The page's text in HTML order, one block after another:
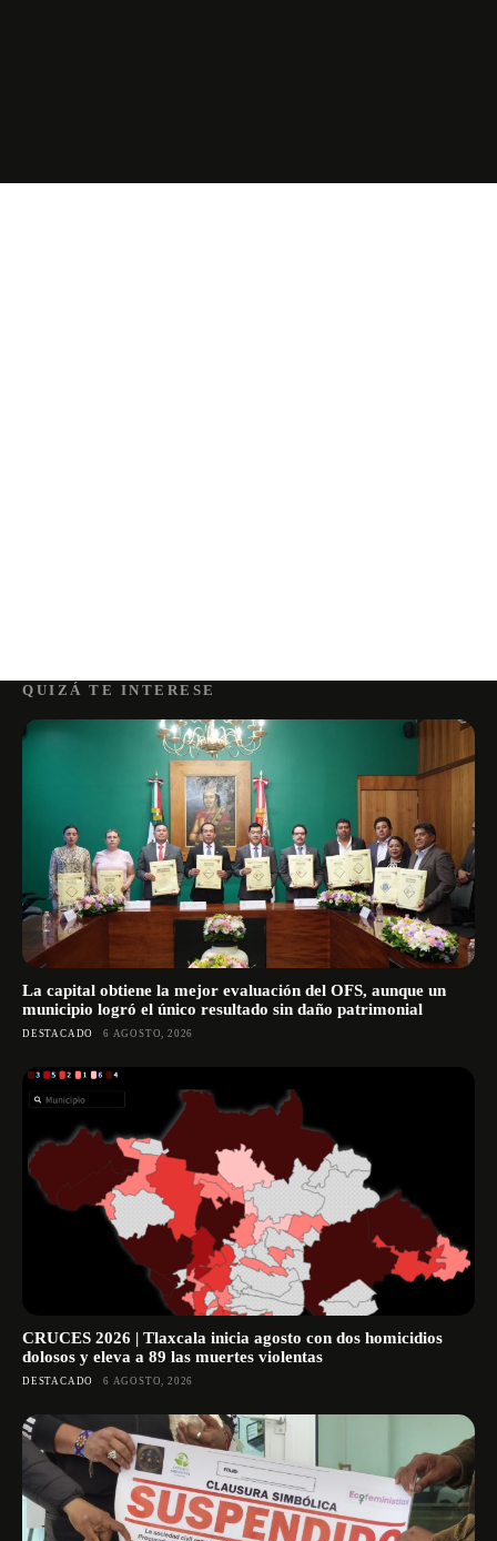
QUIZÁ TE INTERESE
La capital obtiene la mejor evaluación del OFS, aunque un
municipio logró el único resultado sin daño patrimonial
DESTACADO 6 AGOSTO, 2026
CRUCES 2026 | Tlaxcala inicia agosto con dos homicidios
dolosos y eleva a 89 las muertes violentas
DESTACADO 6 AGOSTO, 2026